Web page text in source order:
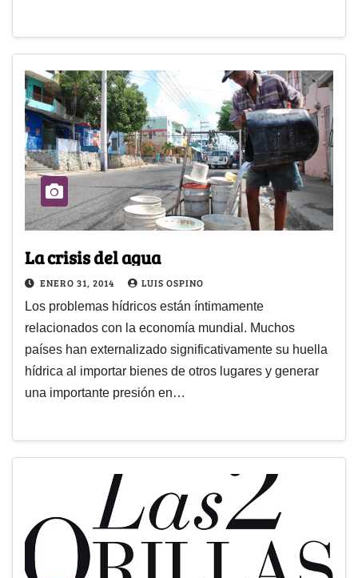
La crisis del agua
ENERO 31, 2014 LUIS OSPINO
Los problemas hídricos están íntimamente
relacionados con la economía mundial. Muchos
países han externalizado significativamente su huella
hídrica al importar bienes de otros lugares y generar
una importante presión en…